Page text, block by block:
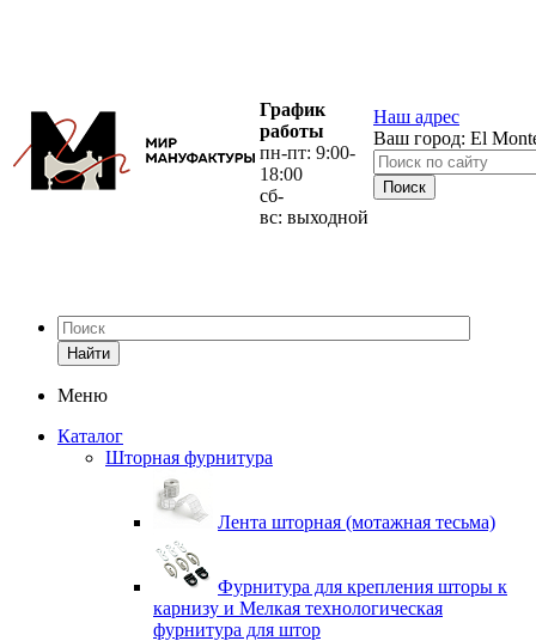
График
работы
пн-пт: 9:00-
18:00
сб-
вс: выходной
Наш адрес
Ваш город: El
Найти
Меню
Каталог
Шторная фурнитура
Лента шторная (мотажная тесьма)
Фурнитура для крепления шторы к
карнизу и Мелкая технологическая
фурнитура для штор